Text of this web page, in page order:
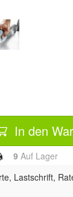
In den
9 Auf Lager
Lastschrift,